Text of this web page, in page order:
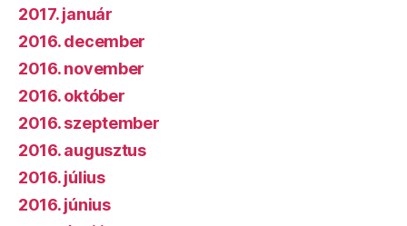
2017. január
2016. december
2016. november
2016. október
2016. szeptember
2016. augusztus
2016. július
2016. június